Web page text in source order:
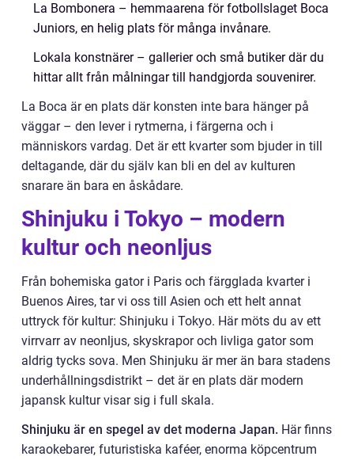
La Bombonera – hemmaarena för fotbollslaget Boca
Juniors, en helig plats för många invånare.
Lokala konstnärer – gallerier och små butiker där du
hittar allt från målningar till handgjorda souvenirer.
La Boca är en plats där konsten inte bara hänger på
väggar – den lever i rytmerna, i färgerna och i
människors vardag. Det är ett kvarter som bjuder in till
deltagande, där du själv kan bli en del av kulturen
snarare än bara en åskådare.
Shinjuku i Tokyo – modern
kultur och neonljus
Från bohemiska gator i Paris och färgglada kvarter i
Buenos Aires, tar vi oss till Asien och ett helt annat
uttryck för kultur: Shinjuku i Tokyo. Här möts du av ett
virrvarr av neonljus, skyskrapor och livliga gator som
aldrig tycks sova. Men Shinjuku är mer än bara stadens
underhållningsdistrikt – det är en plats där modern
japansk kultur visar sig i full skala.
Shinjuku är en spegel av det moderna Japan. Här finns
karaokebarer, futuristiska kaféer, enorma köpcentrum